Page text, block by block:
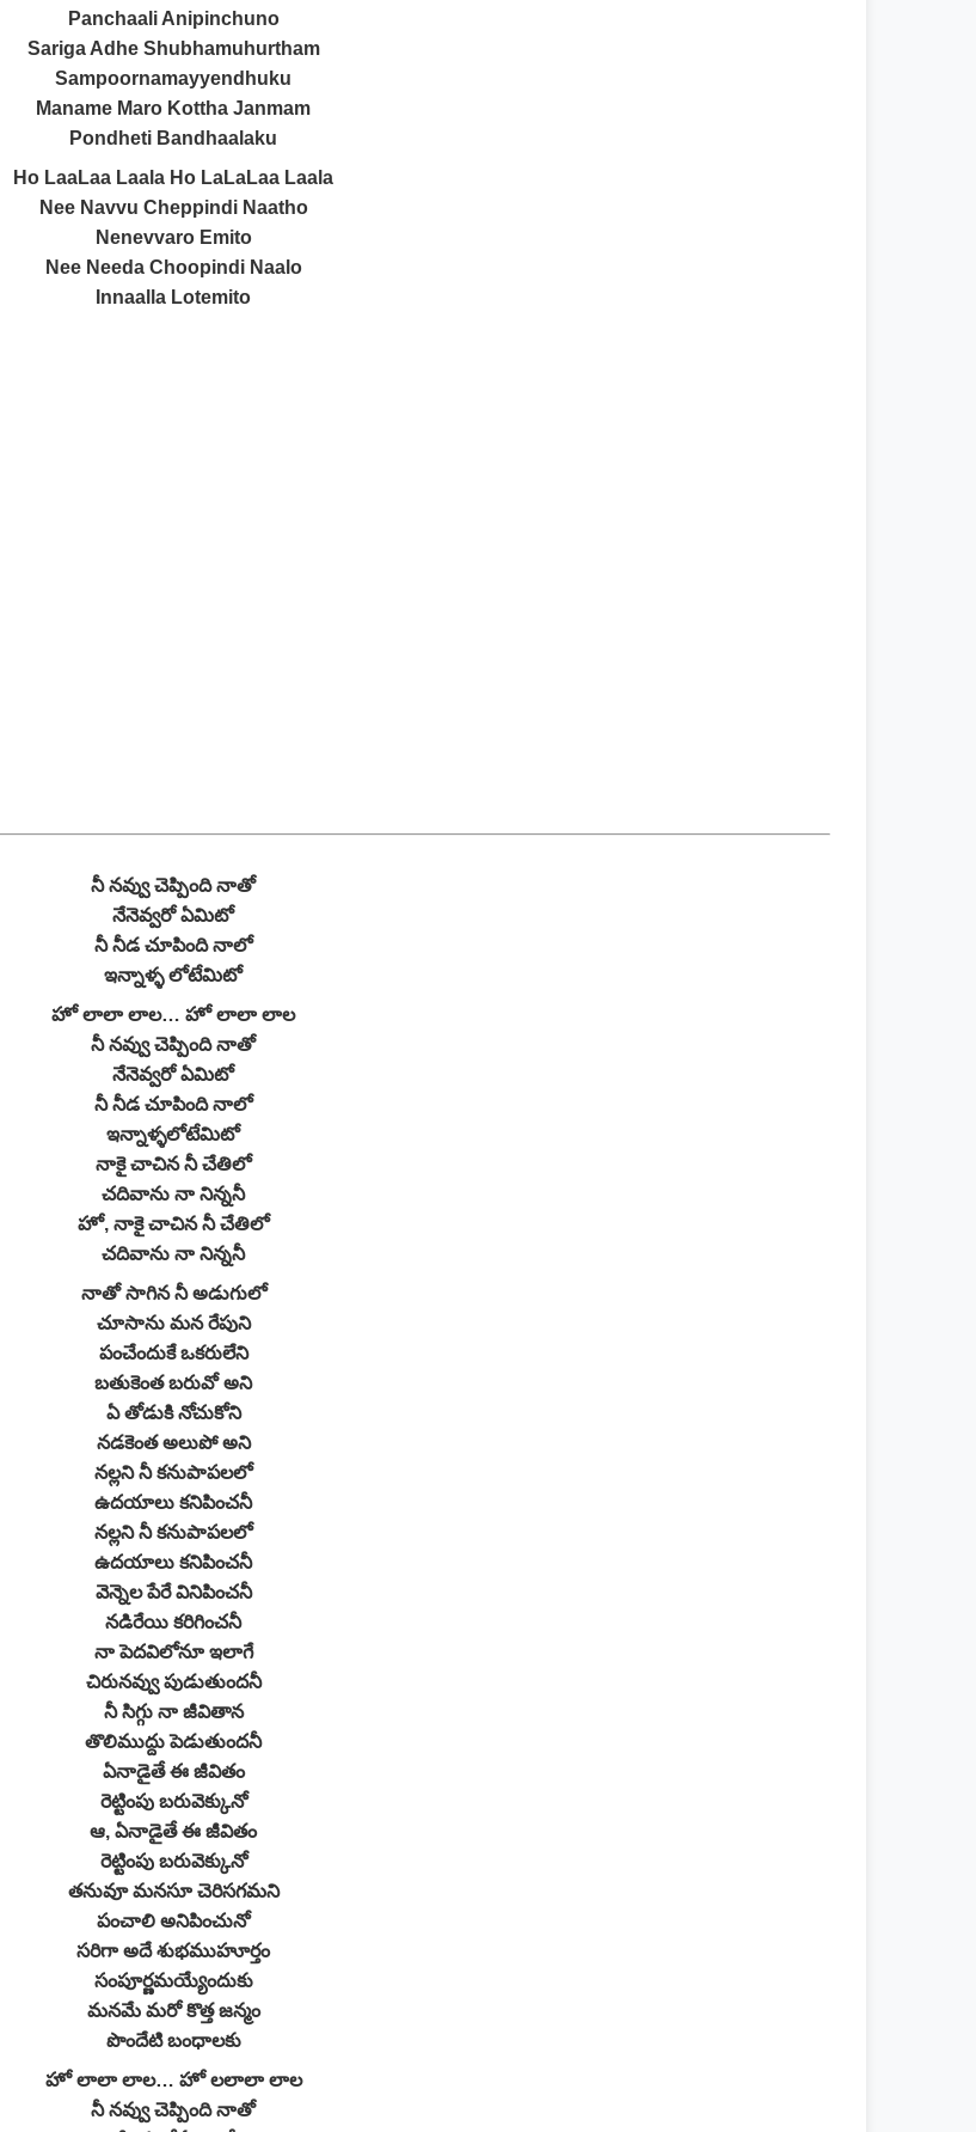
Panchaali Anipinchuno
Sariga Adhe Shubhamuhurtham
Sampoornamayyendhuku
Maname Maro Kottha Janmam
Pondheti Bandhaalaku
Ho LaaLaa Laala Ho LaLaLaa Laala
Nee Navvu Cheppindi Naatho
Nenevvaro Emito
Nee Needa Choopindi Naalo
Innaalla Lotemito
నీ నవ్వు చెప్పింది నాతో
నేనెవ్వరో ఏమిటో
నీ నీడ చూపింది నాలో
ఇన్నాళ్ళ లోటేమిటో
హో లాలా లాల… హో లాలా లాల
నీ నవ్వు చెప్పింది నాతో
నేనెవ్వరో ఏమిటో
నీ నీడ చూపింది నాలో
ఇన్నాళ్ళలోటేమిటో
నాకై చాచిన నీ చేతిలో
చదివాను నా నిన్ననీ
హో, నాకై చాచిన నీ చేతిలో
చదివాను నా నిన్ననీ
నాతో సాగిన నీ అడుగులో
చూసాను మన రేపుని
పంచేందుకే ఒకరులేని
బతుకెంత బరువో అని
ఏ తోడుకి నోచుకోని
నడకెంత అలుపో అని
నల్లని నీ కనుపాపలలో
ఉదయాలు కనిపించనీ
నల్లని నీ కనుపాపలలో
ఉదయాలు కనిపించనీ
వెన్నెల పేరే వినిపించనీ
నడిరేయి కరిగించనీ
నా పెదవిలోనూ ఇలాగే
చిరునవ్వు పుడుతుందనీ
నీ సిగ్గు నా జీవితాన
తొలిముద్దు పెడుతుందనీ
ఏనాడైతే ఈ జీవితం
రెట్టింపు బరువెక్కునో
ఆ, ఏనాడైతే ఈ జీవితం
రెట్టింపు బరువెక్కునో
తనువూ మనసూ చెరిసగమని
పంచాలి అనిపించునో
సరిగా అదే శుభముహూర్తం
సంపూర్ణమయ్యేందుకు
మనమే మరో కొత్త జన్మం
పొందేటి బంధాలకు
హో లాలా లాల… హో లలాలా లాల
నీ నవ్వు చెప్పింది నాతో